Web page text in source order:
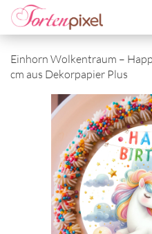
Einhorn Wolkentraum –
cm aus Dekorpapier Plus